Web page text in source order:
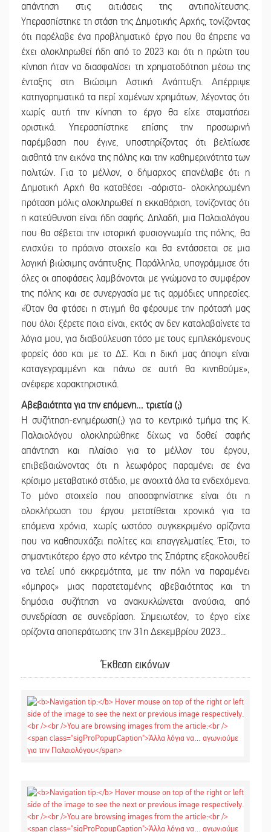
απάντηση στις αιτιάσεις της αντιπολίτευσης.
Υπερασπίστηκε τη στάση της Δημοτικής Αρχής, τονίζοντας
ότι παρέλαβε ένα προβληματικό έργο που θα έπρεπε να
έχει ολοκληρωθεί ήδη από το 2023 και ότι η πρώτη του
κίνηση ήταν να διασφαλίσει τη χρηματοδότηση μέσω της
ένταξης στη Βιώσιμη Αστική Ανάπτυξη. Απέρριψε
κατηγορηματικά τα περί χαμένων χρημάτων, λέγοντας ότι
χωρίς αυτή την κίνηση το έργο θα είχε σταματήσει
οριστικά. Υπερασπίστηκε επίσης την προσωρινή
παρέμβαση που έγινε, υποστηρίζοντας ότι βελτίωσε
αισθητά την εικόνα της πόλης και την καθημερινότητα των
πολιτών. Για το μέλλον, ο δήμαρχος επανέλαβε ότι η
Δημοτική Αρχή θα καταθέσει -αόριστα- ολοκληρωμένη
πρόταση μόλις ολοκληρωθεί η εκκαθάριση, τονίζοντας ότι
η κατεύθυνση είναι ήδη σαφής. Δηλαδή, μια Παλαιολόγου
που θα σέβεται την ιστορική φυσιογνωμία της πόλης, θα
ενισχύει το πράσινο στοιχείο και θα εντάσσεται σε μια
λογική βιώσιμης ανάπτυξης. Παράλληλα, υπογράμμισε ότι
όλες οι αποφάσεις λαμβάνονται με γνώμονα το συμφέρον
της πόλης και σε συνεργασία με τις αρμόδιες υπηρεσίες.
«Όταν θα φτάσει η στιγμή θα φέρουμε την πρότασή μας
που όλοι ξέρετε ποια είναι, εκτός αν δεν καταλαβαίνετε τα
λόγια μου, για διαβούλευση τόσο με τους εμπλεκόμενους
φορείς όσο και με το ΔΣ. Και η δική μας άποψη είναι
καταγεγραμμένη και πάνω σε αυτή θα κινηθούμε»,
ανέφερε χαρακτηριστικά.
Αβεβαιότητα για την επόμενη… τριετία (;)
Η συζήτηση-ενημέρωση(;) για το κεντρικό τμήμα της Κ.
Παλαιολόγου ολοκληρώθηκε δίχως να δοθεί σαφής
απάντηση και πλαίσιο για το μέλλον του έργου,
επιβεβαιώνοντας ότι η λεωφόρος παραμένει σε ένα
κρίσιμο μεταβατικό στάδιο, με ανοιχτά όλα τα ενδεχόμενα.
Το μόνο στοιχείο που αποσαφηνίστηκε είναι ότι η
ολοκλήρωση του έργου μετατίθεται χρονικά για τα
επόμενα χρόνια, χωρίς ωστόσο συγκεκριμένο ορίζοντα
που να καθησυχάζει πολίτες και επαγγελματίες. Έτσι, το
σημαντικότερο έργο στο κέντρο της Σπάρτης εξακολουθεί
να τελεί υπό εκκρεμότητα, με την πόλη να παραμένει
«όμηρος» μιας παρατεταμένης αβεβαιότητας και τη
δημόσια συζήτηση να ανακυκλώνεται ανούσια, από
συνεδρίαση σε συνεδρίαση. Σημειωτέον, το έργο είχε
ορίζοντα αποπεράτωσης την 31η Δεκεμβρίου 2023...
Έκθεση εικόνων